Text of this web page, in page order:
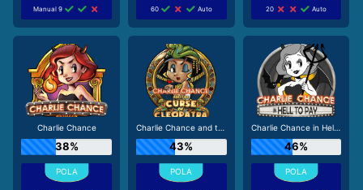
Manual 9
60
Auto
20
Auto
Charlie Chance
38%
Charlie Chance and the Curse of Cleopatra
43%
Charlie Chance in Hell to Pay
46%